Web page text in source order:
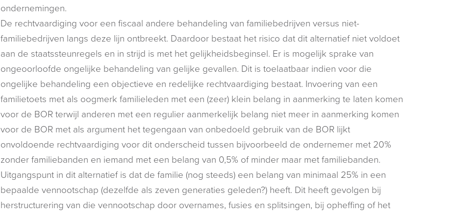
ondernemingen.
De rechtvaardiging voor een fiscaal andere behandeling van familiebedrijven versus niet-
familiebedrijven langs deze lijn ontbreekt. Daardoor bestaat het risico dat dit alternatief niet voldoet
aan de staatssteunregels en in strijd is met het gelijkheidsbeginsel. Er is mogelijk sprake van
ongeoorloofde ongelijke behandeling van gelijke gevallen. Dit is toelaatbaar indien voor die
ongelijke behandeling een objectieve en redelijke rechtvaardiging bestaat. Invoering van een
familietoets met als oogmerk familieleden met een (zeer) klein belang in aanmerking te laten komen
voor de BOR terwijl anderen met een regulier aanmerkelijk belang niet meer in aanmerking komen
voor de BOR met als argument het tegengaan van onbedoeld gebruik van de BOR lijkt
onvoldoende rechtvaardiging voor dit onderscheid tussen bijvoorbeeld de ondernemer met 20%
zonder familiebanden en iemand met een belang van 0,5% of minder maar met familiebanden.
Uitgangspunt in dit alternatief is dat de familie (nog steeds) een belang van minimaal 25% in een
bepaalde vennootschap (dezelfde als zeven generaties geleden?) heeft. Dit heeft gevolgen bij
herstructurering van die vennootschap door overnames, fusies en splitsingen, bij opheffing of het